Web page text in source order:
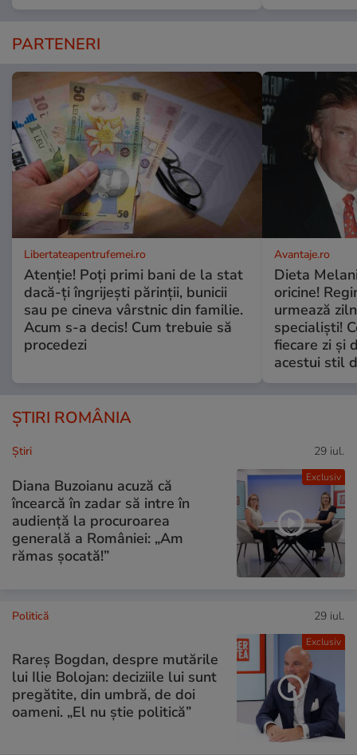
PARTENERI
Libertateapentrufemei.ro
Atenție! Poți primi bani de la stat
dacă-ți îngrijești părinții, bunicii
sau pe cineva vârstnic din familie.
Acum s-a decis! Cum trebuie să
procedezi
Avantaje.ro
Dieta
oricine!
urmează
specialiști!
fiecare zi și
acestui stil
ȘTIRI ROMÂNIA
Exclusiv
Ştiri 29 iul.
Diana Buzoianu acuză că
încearcă în zadar să intre în
audiență la procuroarea
generală a României: „Am
rămas șocată!”
Exclusiv
Politică 29 iul.
Rareș Bogdan, despre mutările
lui Ilie Bolojan: deciziile lui sunt
pregătite, din umbră, de doi
oameni. „El nu știe politică”